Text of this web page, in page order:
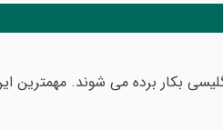
بکار برده می شوند. مهمترین